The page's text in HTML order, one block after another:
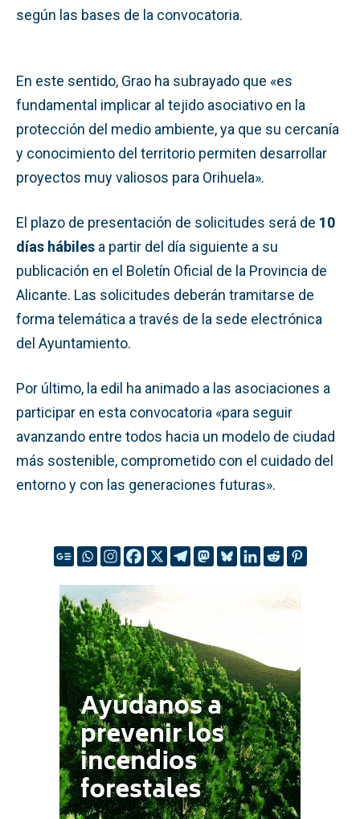
según las bases de la convocatoria.
En este sentido, Grao ha subrayado que «es
fundamental implicar al tejido asociativo en la
protección del medio ambiente, ya que su cercanía
y conocimiento del territorio permiten desarrollar
proyectos muy valiosos para Orihuela».
El plazo de presentación de solicitudes será de 10
días hábiles a partir del día siguiente a su
publicación en el Boletín Oficial de la Provincia de
Alicante. Las solicitudes deberán tramitarse de
forma telemática a través de la sede electrónica
del Ayuntamiento.
Por último, la edil ha animado a las asociaciones a
participar en esta convocatoria «para seguir
avanzando entre todos hacia un modelo de ciudad
más sostenible, comprometido con el cuidado del
entorno y con las generaciones futuras».